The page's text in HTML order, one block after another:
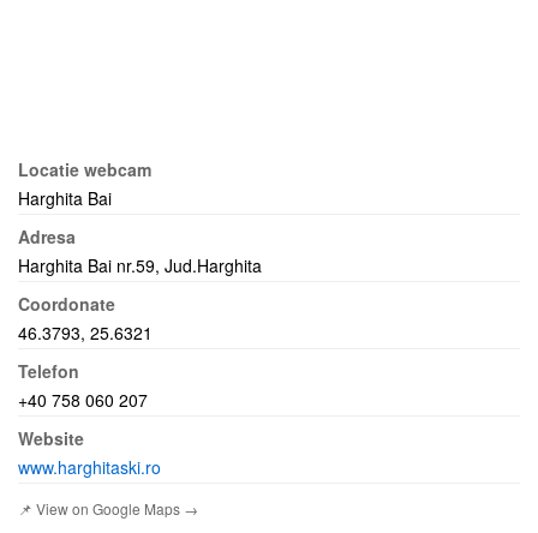
Locatie webcam
Harghita Bai
Adresa
Harghita Bai nr.59, Jud.Harghita
Coordonate
46.3793, 25.6321
Telefon
+40 758 060 207
Website
www.harghitaski.ro
📌 View on Google Maps →